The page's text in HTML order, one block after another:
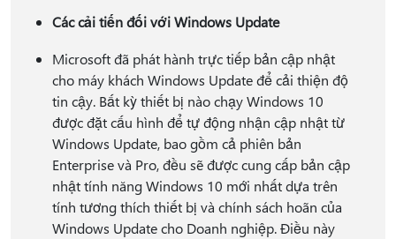
Các cải tiến đối với Windows Update
Microsoft đã phát hành trực tiếp bản cập nhật
cho máy khách Windows Update để cải thiện độ
tin cậy. Bất kỳ thiết bị nào chạy Windows 10
được đặt cấu hình để tự động nhận cập nhật từ
Windows Update, bao gồm cả phiên bản
Enterprise và Pro, đều sẽ được cung cấp bản cập
nhật tính năng Windows 10 mới nhất dựa trên
tính tương thích thiết bị và chính sách hoãn của
Windows Update cho Doanh nghiệp. Điều này